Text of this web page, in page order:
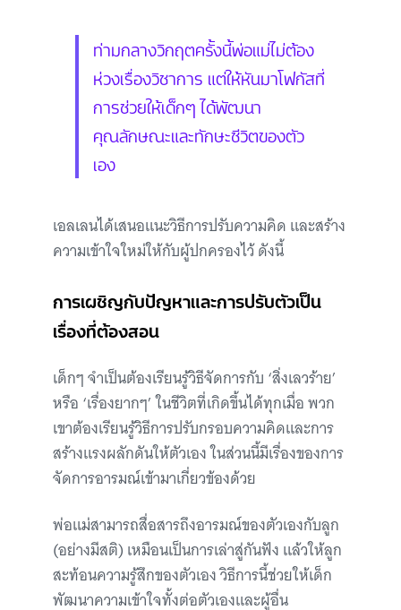
ท่ามกลางวิกฤตครั้งนี้พ่อแม่ไม่ต้อง
ห่วงเรื่องวิชาการ แต่ให้หันมาโฟกัสที่
การช่วยให้เด็กๆ ได้พัฒนา
คุณลักษณะและทักษะชีวิตของตัว
เอง
เอลเลนได้เสนอแนะวิธีการปรับความคิด และสร้าง
ความเข้าใจใหม่ให้กับผู้ปกครองไว้ ดังนี้
การเผชิญกับปัญหาและการปรับตัวเป็น
เรื่องที่ต้องสอน
เด็กๆ จำเป็นต้องเรียนรู้วิธีจัดการกับ ‘สิ่งเลวร้าย’
หรือ ‘เรื่องยากๆ’ ในชีวิตที่เกิดขึ้นได้ทุกเมื่อ พวก
เขาต้องเรียนรู้วิธีการปรับกรอบความคิดและการ
สร้างแรงผลักดันให้ตัวเอง ในส่วนนี้มีเรื่องของการ
จัดการอารมณ์เข้ามาเกี่ยวข้องด้วย
พ่อแม่สามารถสื่อสารถึงอารมณ์ของตัวเองกับลูก
(อย่างมีสติ) เหมือนเป็นการเล่าสู่กันฟัง แล้วให้ลูก
สะท้อนความรู้สึกของตัวเอง วิธีการนี้ช่วยให้เด็ก
พัฒนาความเข้าใจทั้งต่อตัวเองและผู้อื่น